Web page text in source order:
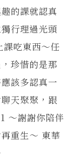
的課就認真
行理過光頭
吃東西～任
珍惜的是那
該多認真一
天聚聚，跟
～謝謝你陪伴
重生～ 東華